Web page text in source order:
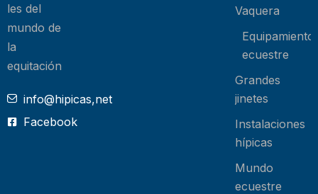
les del
mundo de
la
equitación
info@hipicas,net
Facebook
Vaquera
Equipamiento
ecuestre
Grandes
jinetes
Instalaciones
hípicas
Mundo
ecuestre